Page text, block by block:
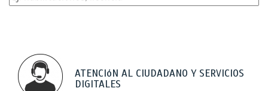
ATENCIóN AL CIUDADANO Y SERVICIOS
DIGITALES